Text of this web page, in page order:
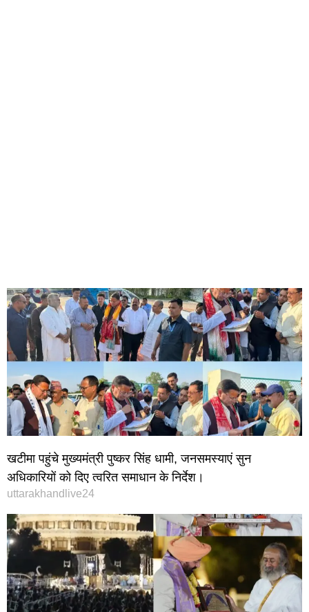
खटीमा पहुंचे मुख्यमंत्री पुष्कर सिंह धामी, जनसमस्याएं सुन
अधिकारियों को दिए त्वरित समाधान के निर्देश।
uttarakhandlive24